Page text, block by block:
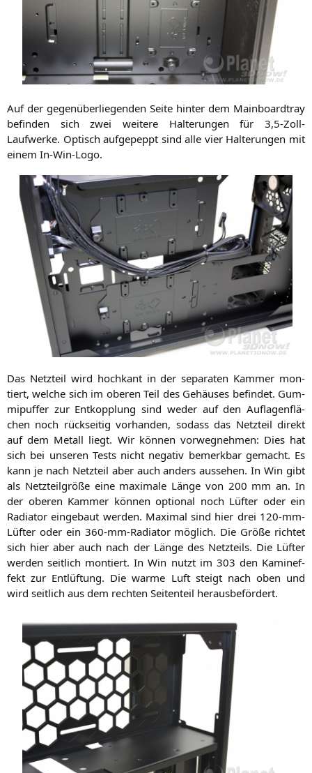
Auf der gegen­über­lie­gen­den Sei­te hin­ter dem Main­board­tray
befin­den sich zwei wei­te­re Hal­te­run­gen für 3,5‑Zoll-
Laufwerke. Optisch auf­ge­peppt sind alle vier Hal­te­run­gen mit
einem In-Win-Logo.
Das Netz­teil wird hoch­kant in der sepa­ra­ten Kam­mer mon­
tiert, wel­che sich im obe­ren Teil des Gehäu­ses befin­det. Gum­
mi­puf­fer zur Ent­kopp­lung sind weder auf den Auf­la­gen­flä­
chen noch rück­sei­tig vor­han­den, sodass das Netz­teil direkt
auf dem Metall liegt. Wir kön­nen vor­weg­neh­men: Dies hat
sich bei unse­ren Tests nicht nega­tiv bemerk­bar gemacht. Es
kann je nach Netz­teil aber auch anders aus­se­hen. In Win gibt
als Netz­teil­grö­ße eine maxi­ma­le Län­ge von 200 mm an. In
der obe­ren Kam­mer kön­nen optio­nal noch Lüf­ter oder ein
Radia­tor ein­ge­baut wer­den. Maxi­mal sind hier drei 120-mm-
Lüf­ter oder ein 360-mm-Radia­tor mög­lich. Die Grö­ße rich­tet
sich hier aber auch nach der Län­ge des Netz­teils. Die Lüf­ter
wer­den seit­lich mon­tiert. In Win nutzt im 303 den Kamin­ef­
fekt zur Ent­lüf­tung. Die war­me Luft steigt nach oben und
wird seit­lich aus dem rech­ten Sei­ten­teil herausbefördert.